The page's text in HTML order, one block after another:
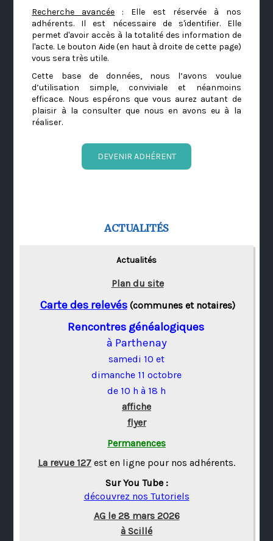
Recherche avancée : Elle est réservée à nos
adhérents. Il est nécessaire de s'identifier. Elle
permet d'avoir accès à la totalité des information de
l'acte. Le bouton Aide (en haut à droite de cette page)
vous sera très utile.
Cette base de données, nous l’avons voulue
d’utilisation simple, conviviale et néanmoins
efficace. Nous espérons que vous aurez autant de
plaisir à la consulter que nous en avons eu à la
réaliser.
DEVENIR ADHÉRENT
ACTUALITÉS
Actualités
Plan du site
Carte des relevés(communes et notaires)
Rencontres généalogiques
à Parthenay
samedi 10 et
dimanche 11 octobre
de 10 h à 18 h
affiche
flyer
Permanences
La revue 127 est en ligne pour nos adhérents.
Sur You Tube :
découvrez nos Tutoriels
AG le 28 mars 2026
à Scillé